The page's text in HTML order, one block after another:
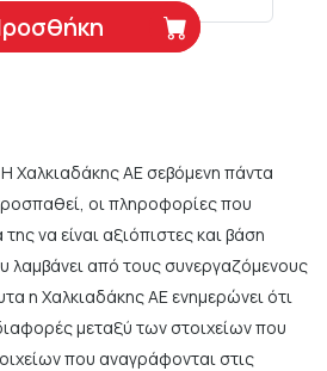
ΑΕ σεβόμενη πάντα
οι πληροφορίες που
να είναι αξιόπιστες και βάση
λαμβάνει από τους συνεργαζόμενους
η Χαλκιαδάκης ΑΕ ενημερώνει ότι
μεταξύ των στοιχείων που
που αναγράφονται στις